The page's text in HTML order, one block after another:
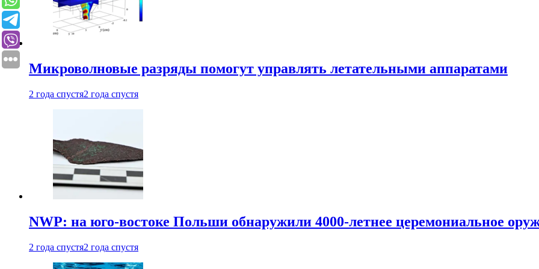
Микроволновые разряды помогут управлять летательными аппаратами
2 года спустя2 года спустя
NWP: на юго-востоке Польши обнаружили 4000-летнее церемониальное
2 года спустя2 года спустя